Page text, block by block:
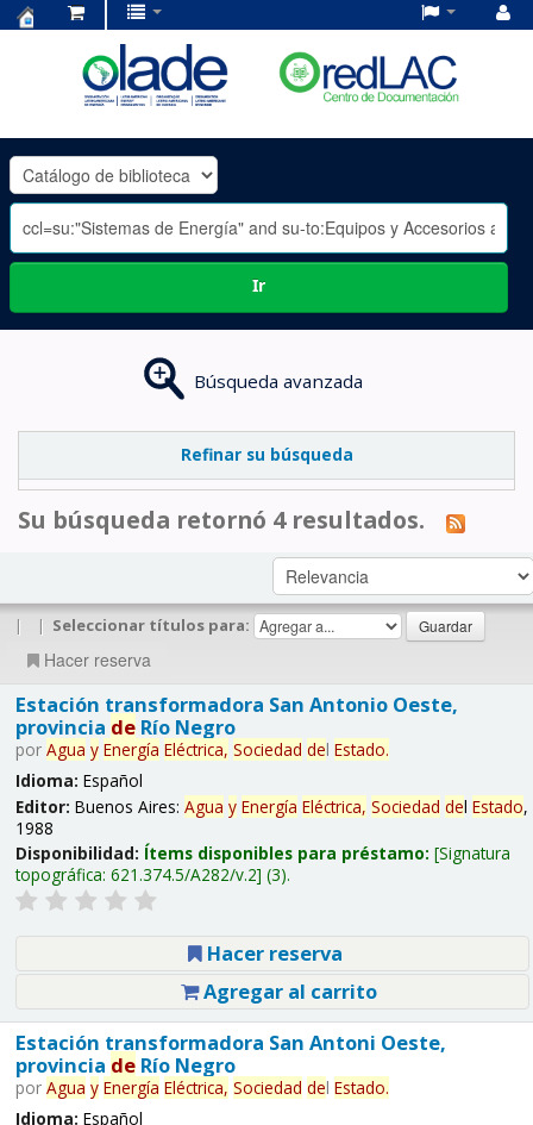
OLADE
-
Ir
Búsqueda avanzada
Refinar su búsqueda
Su búsqueda retornó 4 resultados.
| | Seleccionar títulos para:
Hacer reserva
Estación transformadora San Antonio Oeste,
provincia deRío Negro
por Agua y Energía Eléctrica, Sociedad del Estado.
Idioma: Español
Editor: Buenos Aires: Agua y Energía Eléctrica, Sociedad del Estado,
1988
Disponibilidad: Ítems disponibles para préstamo: Signatura
topográfica: 621.374.5/A282/v.2 (3).
Hacer reserva
Agregar al carrito
Estación transformadora San Antoni Oeste,
provincia deRío Negro
por Agua y Energía Eléctrica, Sociedad del Estado.
Idioma: Español